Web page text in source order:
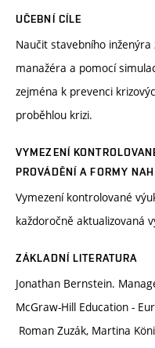
UČEBNÍ CÍLE
Naučit stavebního
manažéra a pomocí
zejména k prevenci
proběhlou krizi.
VYMEZENÍ
PROVÁDĚNÍ A FORMY
Vymezení kontrolované
každoročně aktualizovaná
ZÁKLADNÍ LITERATURA
Jonathan Bernstein.
McGraw-Hill Education -
Roman Zuzák, Martina